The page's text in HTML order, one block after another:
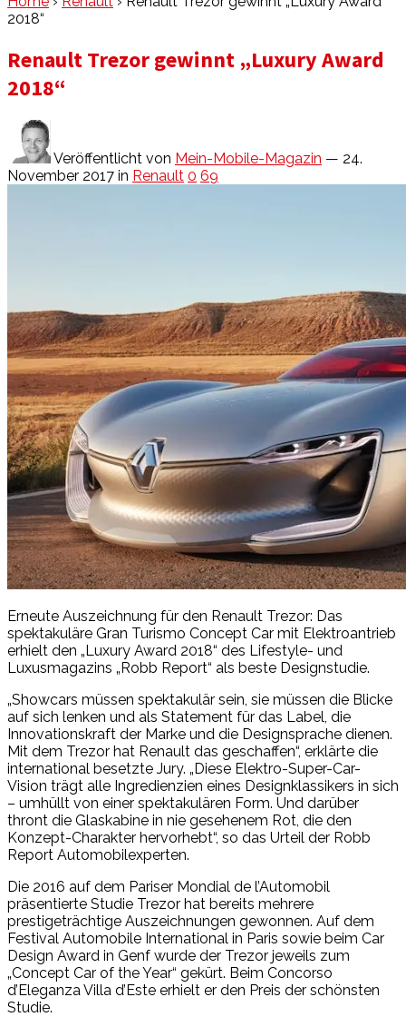
2018“
Renault Trezor gewinnt „Luxury Award
2018“
Veröffentlicht von Mein-Mobile-Magazin — 24.
November 2017 in Renault 0 69
Erneute Auszeichnung für den Renault Trezor: Das
spektakuläre Gran Turismo Concept Car mit Elektroantrieb
erhielt den „Luxury Award 2018“ des Lifestyle- und
Luxusmagazins „Robb Report“ als beste Designstudie.
„Showcars müssen spektakulär sein, sie müssen die Blicke
auf sich lenken und als Statement für das Label, die
Innovationskraft der Marke und die Designsprache dienen.
Mit dem Trezor hat Renault das geschaffen“, erklärte die
international besetzte Jury. „Diese Elektro-Super-Car-
Vision trägt alle Ingredienzien eines Designklassikers in sich
– umhüllt von einer spektakulären Form. Und darüber
thront die Glaskabine in nie gesehenem Rot, die den
Konzept-Charakter hervorhebt“, so das Urteil der Robb
Report Automobilexperten.
Die 2016 auf dem Pariser Mondial de l’Automobil
präsentierte Studie Trezor hat bereits mehrere
prestigeträchtige Auszeichnungen gewonnen. Auf dem
Festival Automobile International in Paris sowie beim Car
Design Award in Genf wurde der Trezor jeweils zum
„Concept Car of the Year“ gekürt. Beim Concorso
d’Eleganza Villa d’Este erhielt er den Preis der schönsten
Studie.